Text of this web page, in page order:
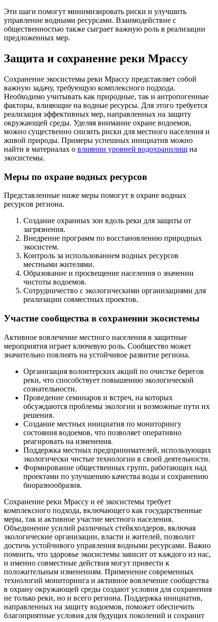
Эти шаги помогут минимизировать риски и улучшить
управление водными ресурсами. Взаимодействие с
общественностью также сыграет важную роль в реализации
предложенных мер.
Защита и сохранение реки Мрассу
Сохранение экосистемы реки Мрассу представляет собой
важную задачу, требующую комплексного подхода.
Необходимо учитывать как природные, так и антропогенные
факторы, влияющие на водные ресурсы. Для этого требуется
реализация эффективных мер, направленных на защиту
окружающей среды. Уделяя внимание охране водоемов,
можно существенно снизить риски для местного населения и
живой природы. Примеры успешных инициатив можно
найти в материалах о влиянии уровней водохранилищ на
экосистемы.
Меры по охране водных ресурсов
Представленные ниже меры помогут в охране водных
ресурсов региона.
Создание охранных зон вдоль реки для защиты от
загрязнения.
Внедрение программ по восстановлению природных
экосистем.
Контроль за использованием водных ресурсов
местными жителями.
Образование и просвещение населения о значении
чистоты водоемов.
Сотрудничество с экологическими организациями для
реализации совместных проектов.
Участие сообщества в сохранении экосистемы
Активное вовлечение местного населения в защитные
мероприятия играет ключевую роль. Сообщество может
значительно повлиять на устойчивое развитие региона.
Организация волонтерских акций по очистке берегов
реки, что способствует повышению экологической
сознательности.
Проведение семинаров и встреч, на которых
обсуждаются проблемы экологии и возможные пути их
решения.
Создание местных инициатив по мониторингу
состояния водоемов, что позволяет оперативно
реагировать на изменения.
Поддержка местных предпринимателей, использующих
экологически чистые технологии в своей деятельности.
Формирование общественных групп, работающих над
проектами по улучшению качества воды и сохранению
биоразнообразия.
Сохранение реки Мрассу и её экосистемы требует
комплексного подхода, включающего как государственные
меры, так и активное участие местного населения.
Объединение усилий различных стейкхолдеров, включая
экологические организации, власти и жителей, позволит
достичь устойчивого управления водными ресурсами. Важно
помнить, что здоровье экосистемы зависит от каждого из нас,
и именно совместные действия могут привести к
положительным изменениям. Применение современных
технологий мониторинга и активное вовлечение сообщества
в охрану окружающей среды создают условия для сохранения
не только реки, но и всего региона. Поддержка инициатив,
направленных на защиту водоемов, поможет обеспечить
благоприятные условия для будущих поколений и сохранит